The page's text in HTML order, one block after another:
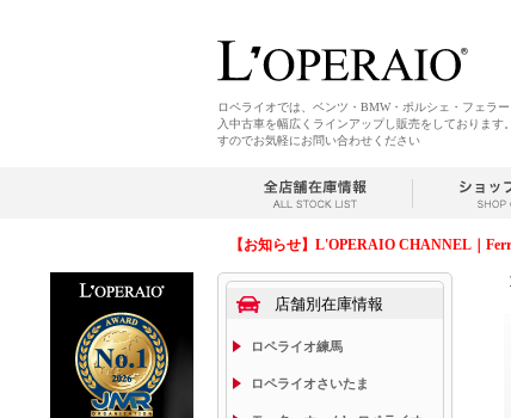
ロペライオでは、ベンツ・BMW・ポルシェ・フェラ
入中古車を幅広くラインアップし販売をしております
すのでお気軽にお問い合わせください
【お知らせ】L'OPERAIO CHANNEL｜
店舗別在庫情報
ロペライオ練馬
ロペライオさいたま